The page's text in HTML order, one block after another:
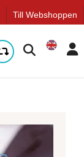
Till Webshoppen